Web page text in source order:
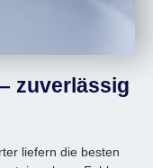
zuverlässig
liefern die besten